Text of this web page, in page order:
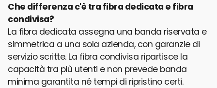
Che differenza c'è tra fibra dedicata e fibra
condivisa?
La fibra dedicata assegna una banda riservata e
simmetrica a una sola azienda, con garanzie di
servizio scritte. La fibra condivisa ripartisce la
capacità tra più utenti e non prevede banda
minima garantita né tempi di ripristino certi.